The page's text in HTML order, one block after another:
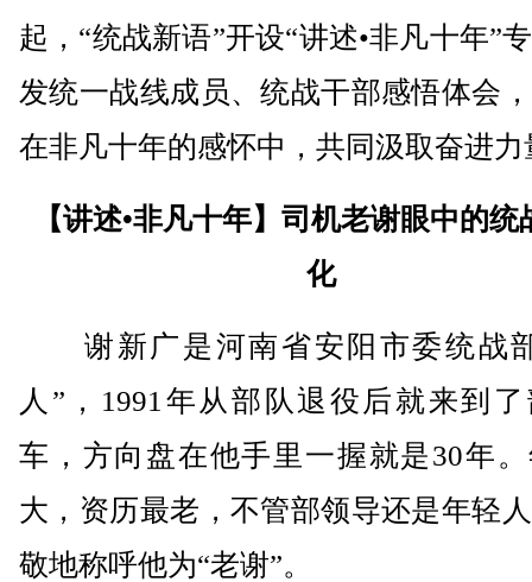
起，“统战新语”开设“讲述•非凡十年”
发统一战线成员、统战干部感悟体会
在非凡十年的感怀中，共同汲取奋进力
【讲述•非凡十年】司机老谢眼中的统
化
谢新广是河南省安阳市委统战
人”，1991年从部队退役后就来到
车，方向盘在他手里一握就是30年
大，资历最老，不管部领导还是年轻
敬地称呼他为“老谢”。